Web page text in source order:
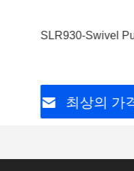
SLR930-Swivel
최상의 가